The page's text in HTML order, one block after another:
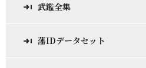
武鑑全集
藩IDデータセット